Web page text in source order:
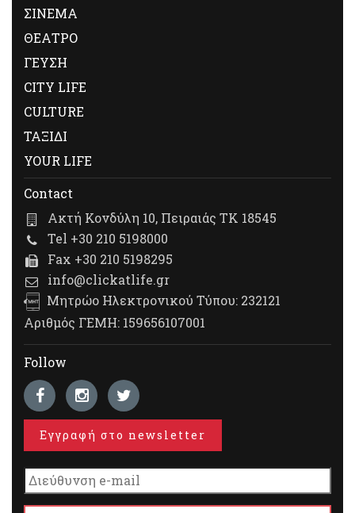
ΣΙΝΕΜΑ
ΘΕΑΤΡΟ
ΓΕΥΣΗ
CITY LIFE
CULTURE
ΤΑΞΙΔΙ
YOUR LIFE
Contact
Ακτή Κονδύλη 10, Πειραιάς ΤΚ 18545
Tel +30 210 5198000
Fax +30 210 5198295
info@clickatlife.gr
Μητρώο Ηλεκτρονικού Τύπου: 232121
Αριθμός ΓΕΜΗ: 159656107001
Follow
Εγγραφή στο newsletter